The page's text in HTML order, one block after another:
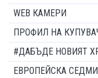
WEB КАМЕРИ
ПРОФИЛ НА
#ДАБЪДЕ НОВИЯТ
ЕВРОПЕЙСКА